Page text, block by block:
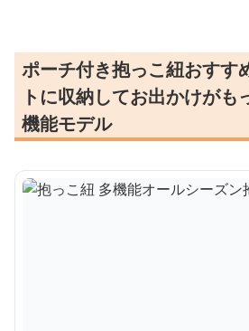
ポーチ付き抱っこ紐おすす
トに収納してお出かけがも
機能モデル